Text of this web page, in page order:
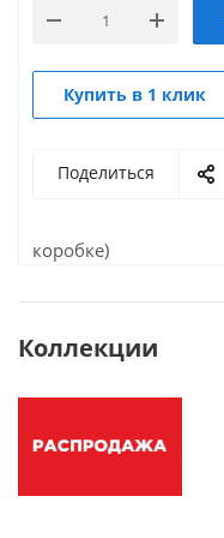
Купить в 1 клик
Поделиться
коробке)
Коллекции